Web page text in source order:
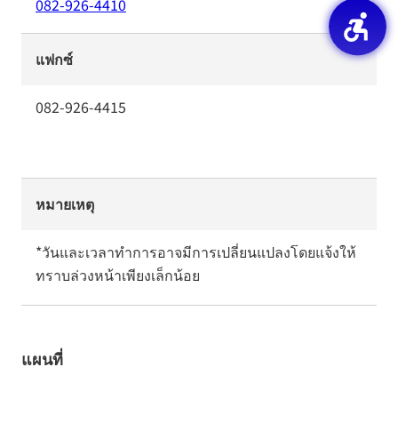
082-926-4410
แฟกซ์
082-926-4415
หมายเหตุ
*วันและเวลาทำการอาจมีการเปลี่ยนแปลงโดยแจ้งให้
ทราบล่วงหน้าเพียงเล็กน้อย
แผนที่